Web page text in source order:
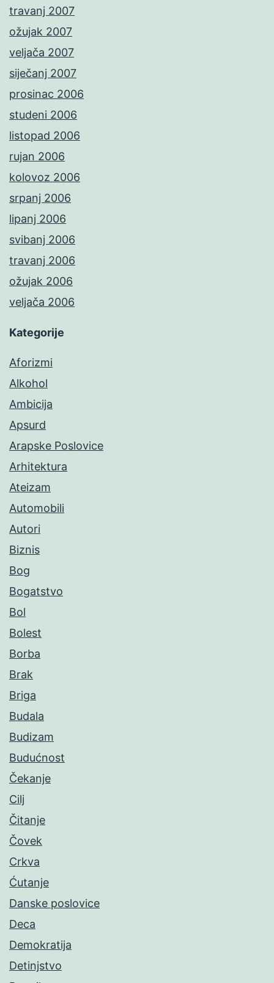
travanj 2007
ožujak 2007
veljača 2007
siječanj 2007
prosinac 2006
studeni 2006
listopad 2006
rujan 2006
kolovoz 2006
srpanj 2006
lipanj 2006
svibanj 2006
travanj 2006
ožujak 2006
veljača 2006
Kategorije
Aforizmi
Alkohol
Ambicija
Apsurd
Arapske Poslovice
Arhitektura
Ateizam
Automobili
Autori
Biznis
Bog
Bogatstvo
Bol
Bolest
Borba
Brak
Briga
Budala
Budizam
Budućnost
Čekanje
Cilj
Čitanje
Čovek
Crkva
Ćutanje
Danske poslovice
Deca
Demokratija
Detinjstvo